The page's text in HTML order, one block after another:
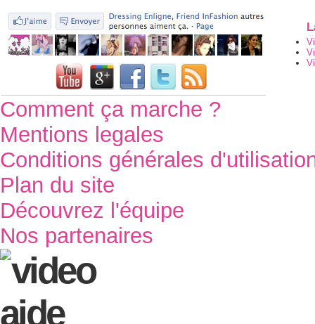
Comment ça marche ?
Mentions legales
Conditions générales
Plan du site
Découvrez l'équipe
Nos partenaires